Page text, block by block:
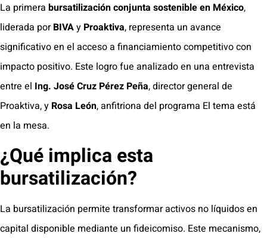
La primera bursatilización conjunta sostenible en México,
liderada porBIVAy Proaktiva, representa un avance
significativo en el acceso a financiamiento competitivo con
impacto positivo. Este logro fue analizado en una entrevista
entre el Ing. José Cruz Pérez Peña, director general de
Proaktiva, y Rosa León, anfitriona del programa El tema está
en la mesa.
¿Qué implica esta
bursatilización?
La bursatilización permite transformar activos no líquidos en
capital disponible mediante un fideicomiso. Este mecanismo,